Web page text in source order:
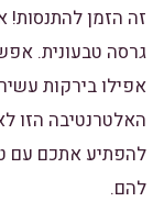
זה הזמן
גרסה טבעונית.
אפילו בירקות
האלטרנטיבה הזו
להפתיע אתכם עם
להם.